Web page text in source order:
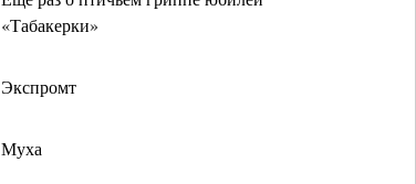
«Табакерки»
Экспромт
Муха